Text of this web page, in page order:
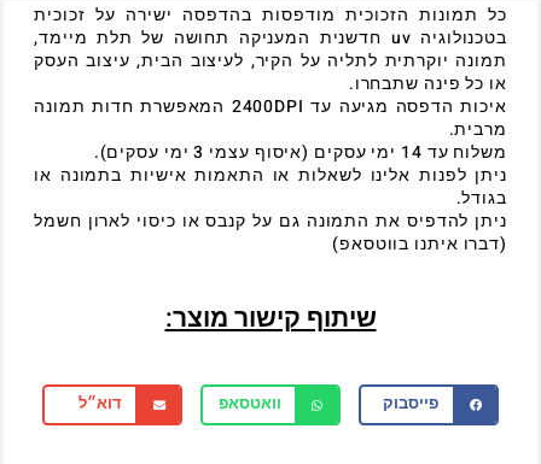
כל תמונות הזכוכית מודפסות בהדפסה ישירה על זכוכית
בטכנולוגיה uv חדשנית המעניקה תחושה של תלת מיימד,
תמונה יוקרתית לתליה על הקיר, לעיצוב הבית, עיצוב העסק
או כל פינה שתבחרו.
איכות הדפסה מגיעה עד 2400DPI המאפשרת חדות תמונה
מרבית.
משלוח עד 14 ימי עסקים (איסוף עצמי 3 ימי עסקים).
ניתן לפנות אלינו לשאלות או התאמות אישיות בתמונה או
בגודל.
ניתן להדפיס את התמונה גם על קנבס או כיסוי לארון חשמל
(דברו איתנו בווטסאפ)
שיתוף קישור מוצר:
פייסבוק וואטסאפ דוא״ל